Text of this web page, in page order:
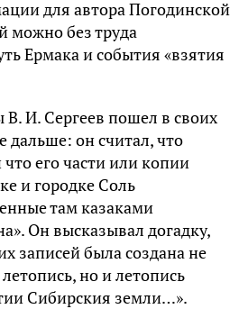
для автора Погодинской
можно без труда
Ермака и события «взятия
И. Сергеев пошел в своих
он считал, что
его части или копии
и городке Соль
там казаками
Он высказывал догадку,
записей была создана не
но и летопись
Сибирския земли…».